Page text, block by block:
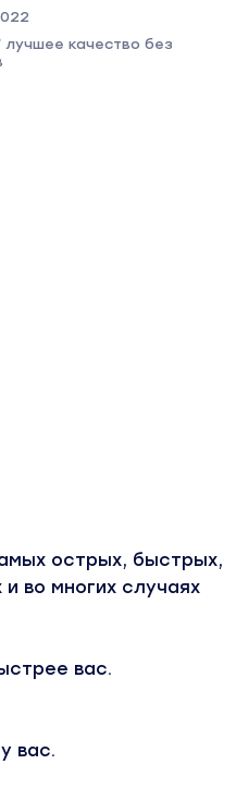
лучшее качество без
острых, быстрых,
во многих случаях
вас.
вас.